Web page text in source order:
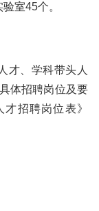
室45个。
才、学科带头人
体招聘岗位及要
招聘岗位表》